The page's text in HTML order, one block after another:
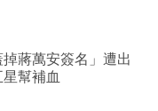
蔣萬安簽名」遭出
幫補血